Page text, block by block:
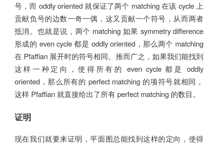
号，而 oddly oriented 就保证了两个 matching 在该 cycle 上
贡献负号的边数一奇一偶，这又贡献一个符号，从而两者
抵消。也就是说，两个 matching 如果 symmetry difference
形成的 even cycle 都是 oddly oriented，那么两个 matching
在 Pfaffian 展开时的符号相同。推而广之，如果我们能找到
这样一种定向，使得所有的 even cycle 都是 oddly
oriented，那么所有的 perfect matching 的项符号就相同，
这样 Pfaffian 就直接给出了所有 perfect matching 的数目。
证明
现在我们就要来证明，平面图总能找到这样的定向，使得